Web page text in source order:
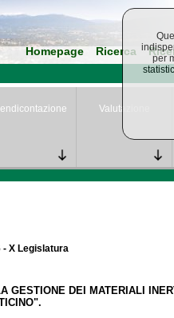
Homepage Ricerca
Valutazione
- X Legislatura
GESTIONE DEI MATERIALI
per